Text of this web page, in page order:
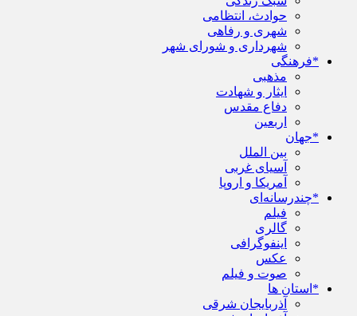
حوادث، انتظامی
شهری و رفاهی
شهرداری و شورای شهر
*فرهنگی
مذهبی
ایثار و شهادت
دفاع مقدس
اربعین
*جهان
بین الملل
آسیای غربی
آمریکا و اروپا
*چندرسانه‌ای
فیلم
گالری
اینفوگرافی
عکس
صوت و فیلم
*استان ها
آذربایجان شرقی